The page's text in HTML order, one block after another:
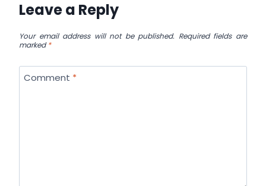
Leave a Reply
Your email address will not be published. Required fields are
marked*
Comment *